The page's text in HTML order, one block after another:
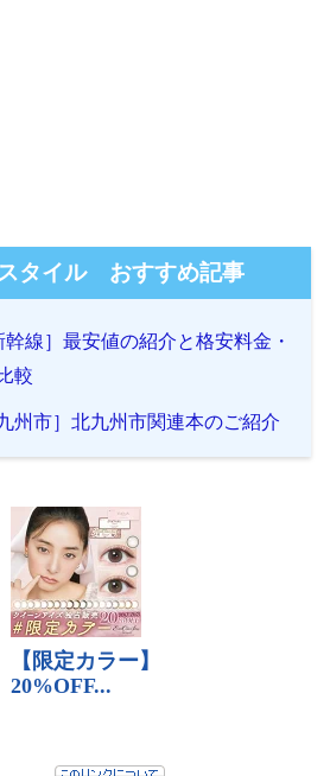
タイル おすすめ記事
幹線］最安値の紹介と格安料金・
較
州市］北九州市関連本のご紹介